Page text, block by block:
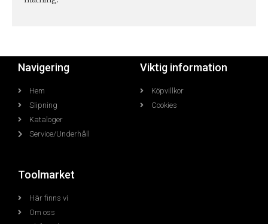
Navigering
Hem
Slipning
Kataloger
Service/Underhåll
Viktig information
Köpvillkor
Cookies
Toolmarket
Här finns vi
Om oss